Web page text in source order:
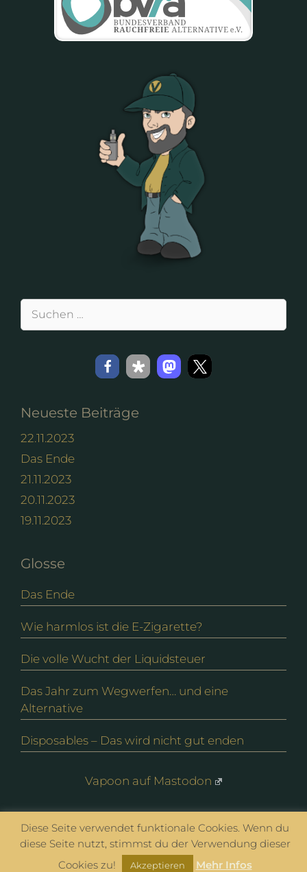
Suchen
Neueste Beiträge
22.11.2023
Das Ende
21.11.2023
20.11.2023
19.11.2023
Glosse
Das Ende
Wie harmlos ist die E-Zigarette?
Die volle Wucht der Liquidsteuer
Das Jahr zum Wegwerfen… und eine
Alternative
Disposables – Das wird nicht gut enden
Vapoon auf Mastodon
© vapoon seit 2016 |Datenschutz|Impressum
Diese Seite verwendet funktionale Cookies. Wenn du
diese Seite nutzt, stimmst du der Verwendung dieser
Cookies zu!
Akzeptieren Mehr Infos